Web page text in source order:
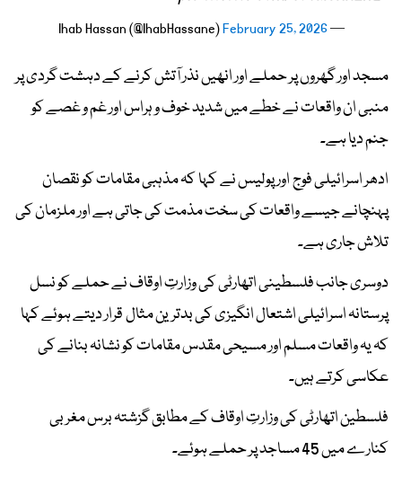
— Ihab Hassan (@IhabHassane)
February 25, 2026
مسجد اور گھروں پر حملے اور انھیں نذر آتش کرنے کے دہشت گردی پر
منبی ان واقعات نے خطے میں شدید خوف و ہراس اور غم و غصے کو
جنم دیا ہے۔
ادھر اسرائیلی فوج اور پولیس نے کہا کہ مذہبی مقامات کو نقصان
پہنچانے جیسے واقعات کی سخت مذمت کی جاتی ہے اور ملزمان کی
تلاش جاری ہے۔
دوسری جانب فلسطینی اتھارٹی کی وزارتِ اوقاف نے حملے کو نسل
پرستانہ اسرائیلی اشتعال انگیزی کی بدترین مثال قرار دیتے ہوئے کہا
کہ یہ واقعات مسلم اور مسیحی مقدس مقامات کو نشانہ بنانے کی
عکاسی کرتے ہیں۔
فلسطین اتھارٹی کی وزارتِ اوقاف کے مطابق گزشتہ برس مغربی
کنارے میں 45 مساجد پر حملے ہوئے۔